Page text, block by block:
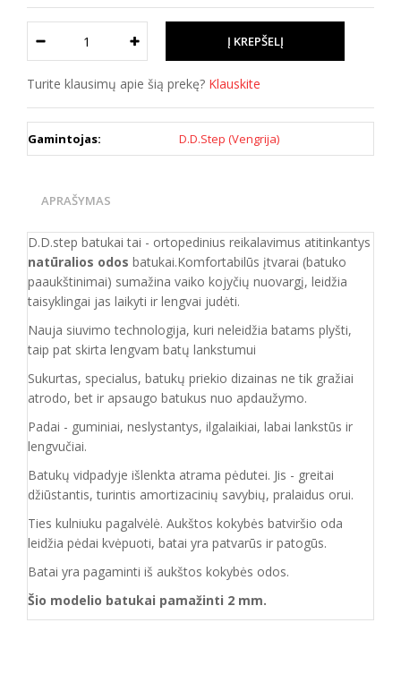
Turite klausimų apie šią prekę? Klauskite
Gamintojas: D.D.Step (Vengrija)
APRAŠYMAS
D.D.step batukai tai - ortopedinius reikalavimus atitinkantys
natūralios odos batukai.Komfortabilūs įtvarai (batuko
paaukštinimai) sumažina vaiko kojyčių nuovargį, leidžia
taisyklingai jas laikyti ir lengvai judėti.
Nauja siuvimo technologija, kuri neleidžia batams plyšti,
taip pat skirta lengvam batų lankstumui
Sukurtas, specialus, batukų priekio dizainas ne tik gražiai
atrodo, bet ir apsaugo batukus nuo apdaužymo.
Padai - guminiai, neslystantys, ilgalaikiai, labai lankstūs ir
lengvučiai.
Batukų vidpadyje išlenkta atrama pėdutei. Jis - greitai
džiūstantis, turintis amortizacinių savybių, pralaidus orui.
Ties kulniuku pagalvėlė. Aukštos kokybės batviršio oda
leidžia pėdai kvėpuoti, batai yra patvarūs ir patogūs.
Batai yra pagaminti iš aukštos kokybės odos.
Šio modelio batukai pamažinti 2 mm.